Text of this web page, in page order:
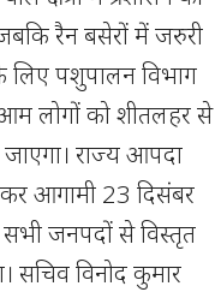
रैन बसेरों में जरुरी
लिए पशुपालन विभाग
लोगों को शीतलहर से
राज्य आपदा
आगामी 23 दिसंबर
सभी जनपदों से विस्तृत
सचिव विनोद कुमार